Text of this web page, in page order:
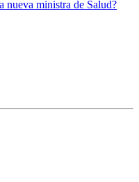
nueva ministra de Salud?